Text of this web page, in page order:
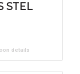
STEL
details